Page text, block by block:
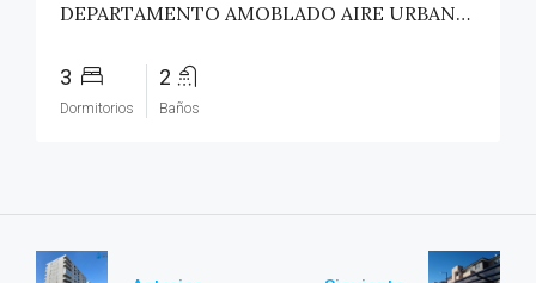
DEPARTAMENTO AMOBLADO AIRE URBANO (PAZ) – TALCA
3
Dormitorios
2
Baños